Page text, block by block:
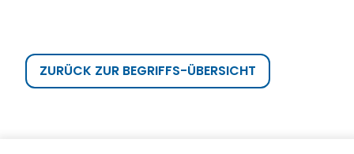
ZURÜCK ZUR BEGRIFFS-ÜBERSICHT